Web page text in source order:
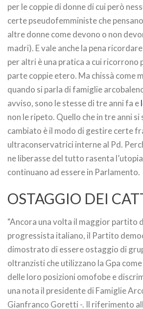
per le coppie di donne di cui però
certe pseudofemministe che
altre donne come devono o non
madri). E vale anche la pena
per altri è una pratica a cui ricorrono
parte coppie etero. Ma chissà come
quando si parla di famiglie
avviso, sono le stesse di tre anni fa e
non le ripeto. Quello che in tre anni
cambiato è il modo di gestire certe
ultraconservatrici interne al Pd.
ne liberasse del tutto rasenta
continuano ad essere in Parlamento.
OSTAGGIO DEI
“Ancora una volta il maggior partito
progressista italiano, il Partito
dimostrato di essere ostaggio di
oltranzisti che utilizzano la Gpa
delle loro posizioni omofobe e
una nota il presidente di Famiglie
Gianfranco Goretti -. Il riferimento